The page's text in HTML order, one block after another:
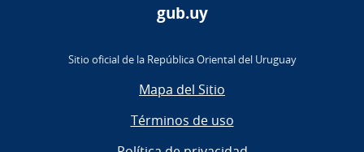
gub.uy
Sitio oficial de la República Oriental del Uruguay
Mapa del Sitio
Términos de uso